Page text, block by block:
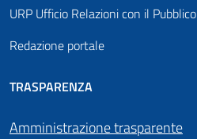
URP Ufficio Relazioni con il Pubblico
Redazione portale
TRASPARENZA
Amministrazione trasparente